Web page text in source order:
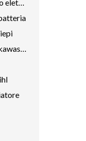
Recensioni di tagliasiepi telescopico elettrico leggero
Recensioni di tagliasiepi a scoppio kawasaki